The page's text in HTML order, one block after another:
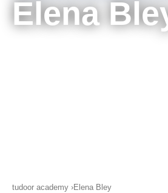
Webinare
Für
Elena
tudoor academy Elena Bley